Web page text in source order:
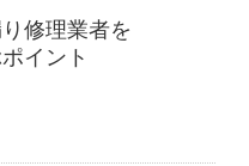
修理業者を
イント